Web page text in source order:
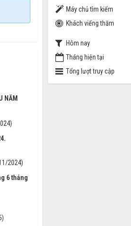
NĂM
2024)
6 tháng
Máy chủ tìm kiếm
Khách viếng thăm
Hôm nay
Tháng hiện tại
Tổng lượt truy cập